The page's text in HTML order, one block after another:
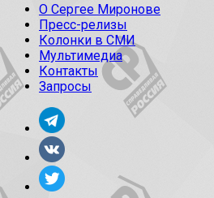
О Сергее Миронове
Пресс-релизы
Колонки в СМИ
Мультимедиа
Контакты
Запросы